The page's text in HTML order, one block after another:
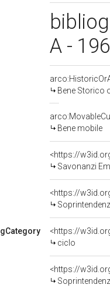
A -
Bene Storico
Bene mobile
<https://
Savonanzi
<https://
<https://
ciclo
<https://